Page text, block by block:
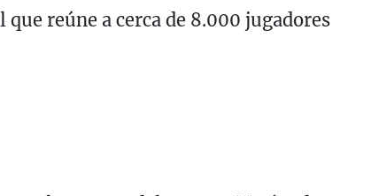
reúne a cerca de 8.000 jugadores